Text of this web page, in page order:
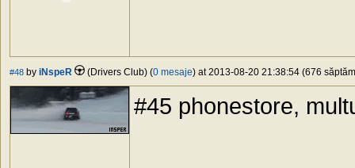
#48 by iNspeR (Drivers Club) (0 mesaje) at 2013-08-20 21:38:54 (676
#45 phonestore,